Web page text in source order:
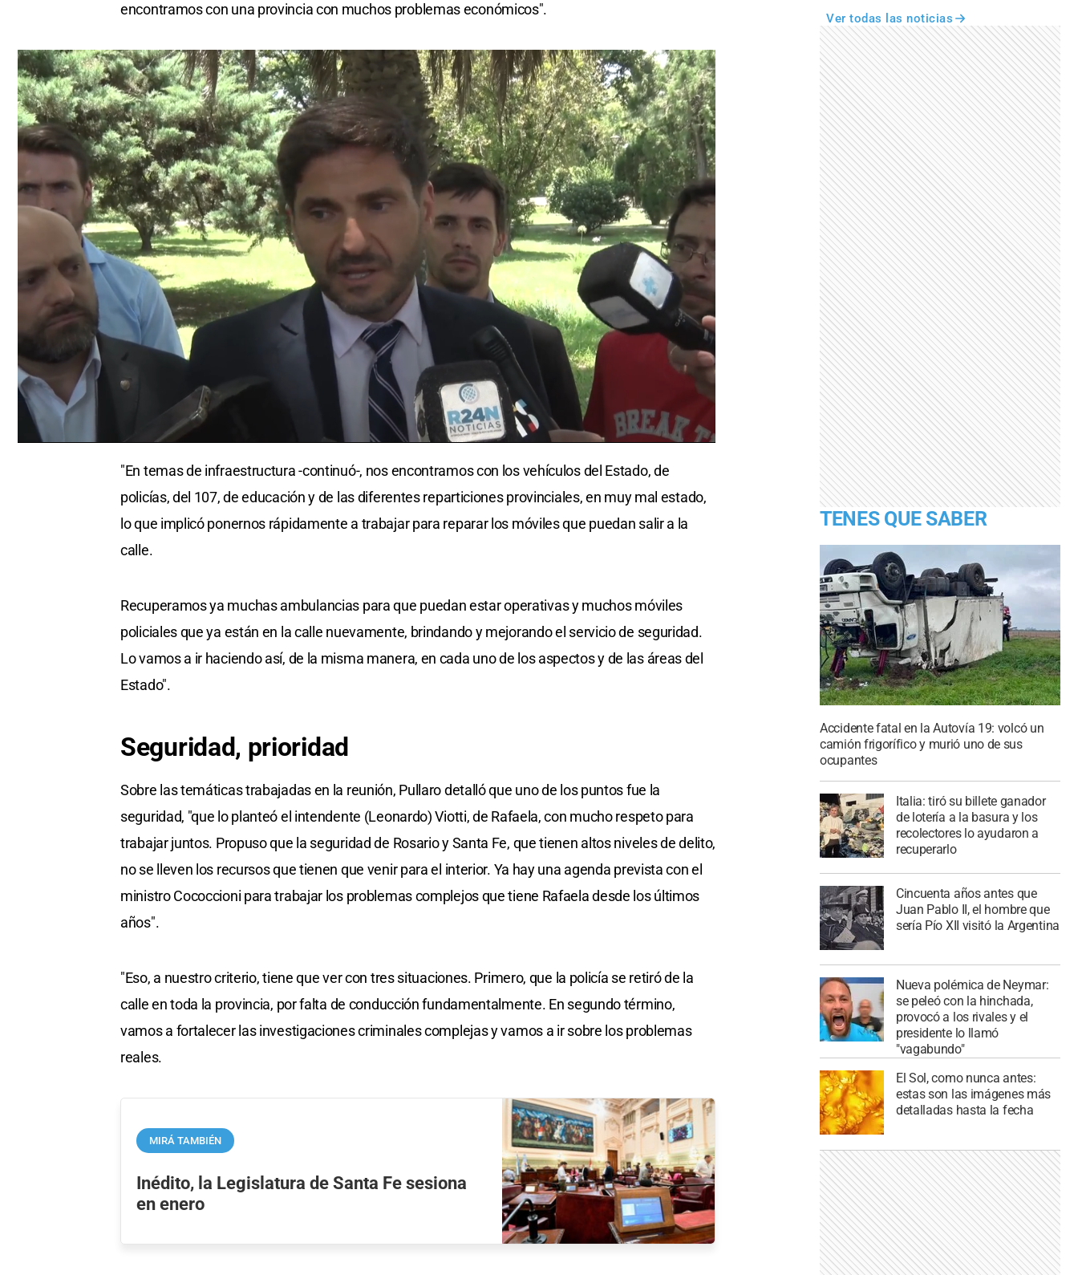
encontramos con una provincia con muchos problemas económicos".
"En temas de infraestructura -continuó-, nos encontramos con los vehículos del Estado, de
policías, del 107, de educación y de las diferentes reparticiones provinciales, en muy mal estado,
lo que implicó ponernos rápidamente a trabajar para reparar los móviles que puedan salir a la
calle.
Recuperamos ya muchas ambulancias para que puedan estar operativas y muchos móviles
policiales que ya están en la calle nuevamente, brindando y mejorando el servicio de seguridad.
Lo vamos a ir haciendo así, de la misma manera, en cada uno de los aspectos y de las áreas del
Estado".
Seguridad, prioridad
Sobre las temáticas trabajadas en la reunión, Pullaro detalló que uno de los puntos fue la
seguridad, "que lo planteó el intendente (Leonardo) Viotti, de Rafaela, con mucho respeto para
trabajar juntos. Propuso que la seguridad de Rosario y Santa Fe, que tienen altos niveles de delito,
no se lleven los recursos que tienen que venir para el interior. Ya hay una agenda prevista con el
ministro Cococcioni para trabajar los problemas complejos que tiene Rafaela desde los últimos
años".
"Eso, a nuestro criterio, tiene que ver con tres situaciones. Primero, que la policía se retiró de la
calle en toda la provincia, por falta de conducción fundamentalmente. En segundo término,
vamos a fortalecer las investigaciones criminales complejas y vamos a ir sobre los problemas
reales.
MIRÁ TAMBIÉN
Inédito, la Legislatura de Santa Fe sesiona
en enero
Ver todas las noticias
TENES QUE SABER
Accidente fatal en la Autovía 19: volcó un
camión frigorífico y murió uno de sus
ocupantes
Italia: tiró su billete ganador
de lotería a la basura y los
recolectores lo ayudaron a
recuperarlo
Cincuenta años antes que
Juan Pablo II, el hombre que
sería Pío XII visitó la Argentina
Nueva polémica de Neymar:
se peleó con la hinchada,
provocó a los rivales y el
presidente lo llamó
"vagabundo"
El Sol, como nunca antes:
estas son las imágenes más
detalladas hasta la fecha